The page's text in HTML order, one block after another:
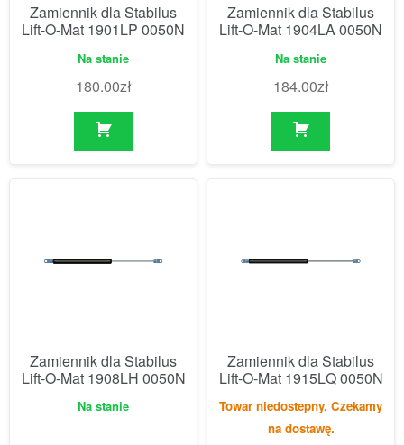
Zamiennik dla Stabilus
Lift-O-Mat 1901LP 0050N
Na stanie
180.00zł
Zamiennik dla Stabilus
Lift-O-Mat 1904LA 0050N
Na stanie
184.00zł
Zamiennik dla Stabilus
Lift-O-Mat 1908LH 0050N
Na stanie
Zamiennik dla Stabilus
Lift-O-Mat 1915LQ 0050N
Towar niedostepny. Czekamy
na dostawę.